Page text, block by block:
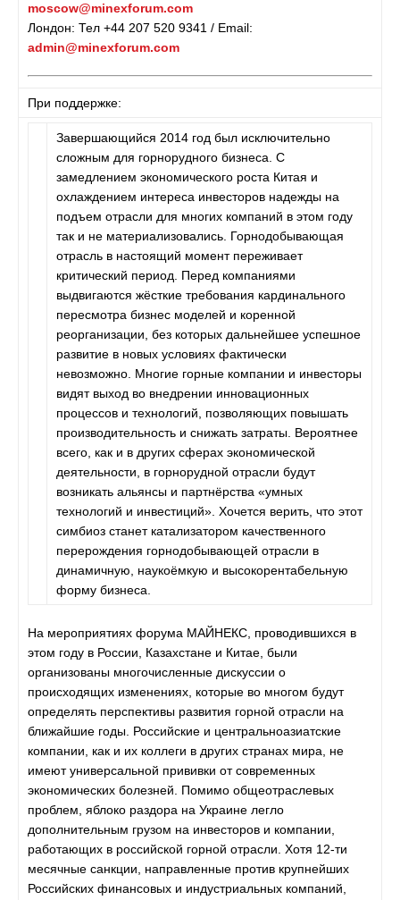
moscow@minexforum.com
Лондон: Тел +44 207 520 9341 / Email:
admin@minexforum.com
При поддержке:
Завершающийся 2014 год был исключительно
сложным для горнорудного бизнеса. С
замедлением экономического роста Китая и
охлаждением интереса инвесторов надежды на
подъем отрасли для многих компаний в этом году
так и не материализовались. Горнодобывающая
отрасль в настоящий момент переживает
критический период. Перед компаниями
выдвигаются жёсткие требования кардинального
пересмотра бизнес моделей и коренной
реорганизации, без которых дальнейшее успешное
развитие в новых условиях фактически
невозможно. Многие горные компании и инвесторы
видят выход во внедрении инновационных
процессов и технологий, позволяющих повышать
производительность и снижать затраты. Вероятнее
всего, как и в других сферах экономической
деятельности, в горнорудной отрасли будут
возникать альянсы и партнёрства «умных
технологий и инвестиций». Хочется верить, что этот
симбиоз станет катализатором качественного
перерождения горнодобывающей отрасли в
динамичную, наукоёмкую и высокорентабельную
форму бизнеса.
На мероприятиях форума МАЙНЕКС, проводившихся в
этом году в России, Казахстане и Китае, были
организованы многочисленные дискуссии о
происходящих изменениях, которые во многом будут
определять перспективы развития горной отрасли на
ближайшие годы. Российские и центральноазиатские
компании, как и их коллеги в других странах мира, не
имеют универсальной прививки от современных
экономических болезней. Помимо общеотраслевых
проблем, яблоко раздора на Украине легло
дополнительным грузом на инвесторов и компании,
работающих в российской горной отрасли. Хотя 12-ти
месячные санкции, направленные против крупнейших
Российских финансовых и индустриальных компаний,